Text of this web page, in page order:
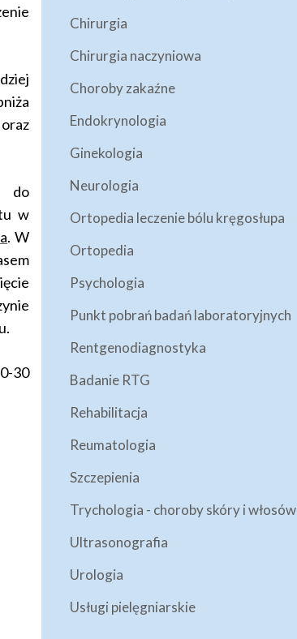
do
w
. W
30
Chirurgia
Chirurgia naczyniowa
Choroby zakaźne
Endokrynologia
Ginekologia
Neurologia
Ortopedia leczenie bólu kręgosłupa
Ortopedia
Psychologia
Punkt pobrań badań laboratoryjnych
Rentgenodiagnostyka
Badanie RTG
Rehabilitacja
Reumatologia
Szczepienia
Trychologia - choroby skóry i włosów
Ultrasonografia
Urologia
Usługi pielęgniarskie